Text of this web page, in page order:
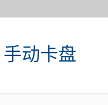
动卡盘